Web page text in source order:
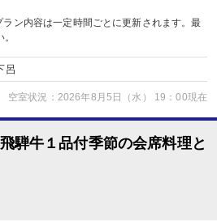
ン内容は一定時間ごとに更新されます。最
呂
空室状況：2026年8月5日（水） 19：00現在
騨牛１品付季節の会席料理と